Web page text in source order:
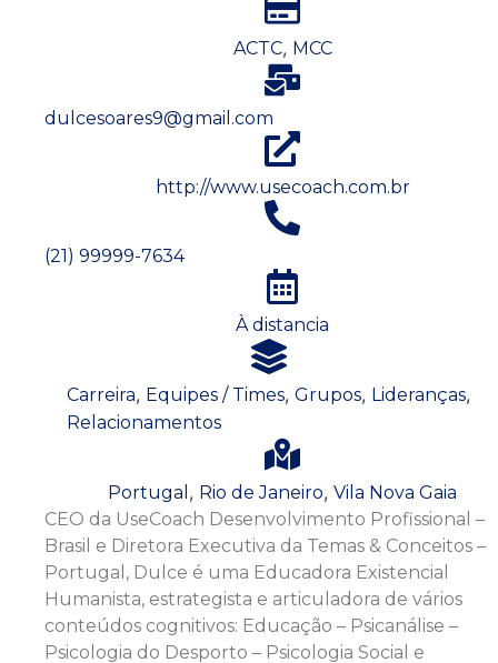
CEO da UseCoach Desenvolvimento Profissional –
Brasil e Diretora Executiva da Temas & Conceitos –
Portugal, Dulce é uma Educadora Existencial
Humanista, estrategista e articuladora de vários
conteúdos cognitivos: Educação – Psicanálise –
Psicologia do Desporto – Psicologia Social e
ACTC, MCC
dulcesoares9@gmail.com
http://www.usecoach.com.br
(21) 99999-7634
À distancia
Carreira, Equipes / Times, Grupos, Lideranças,
Relacionamentos
Portugal , Rio de Janeiro, Vila Nova Gaia